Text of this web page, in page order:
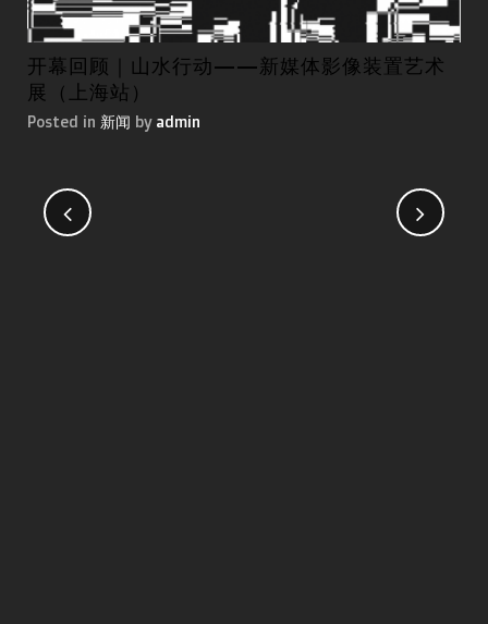
开幕回顾｜山水行动——新媒体影像装置艺术
展（上海站）
Posted in 新闻 by admin